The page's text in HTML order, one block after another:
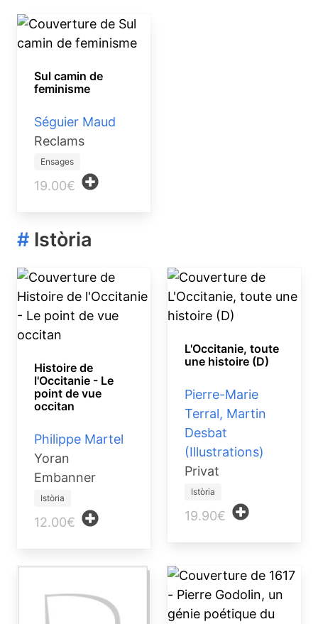
Sul camin de
feminisme
Séguier Maud
Reclams
Ensages
19.00€
# Istòria
Histoire de
l'Occitanie - Le
point de vue
occitan
Philippe Martel
Yoran
Embanner
Istòria
12.00€
L'Occitanie, toute
une histoire (D)
Pierre-Marie
Terral, Martin
Desbat
(Illustrations)
Privat
Istòria
19.90€